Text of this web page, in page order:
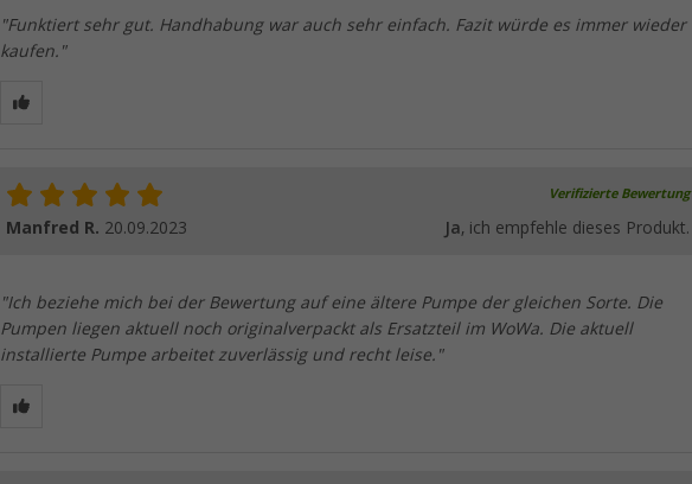
"Funktiert sehr gut. Handhabung war auch sehr einfach. Fazit würde es immer wieder
kaufen."
Verifizierte Bewertung
Manfred R. 20.09.2023 Ja, ich empfehle dieses Produkt.
"Ich beziehe mich bei der Bewertung auf eine ältere Pumpe der gleichen Sorte. Die
Pumpen liegen aktuell noch originalverpackt als Ersatzteil im WoWa. Die aktuell
installierte Pumpe arbeitet zuverlässig und recht leise."